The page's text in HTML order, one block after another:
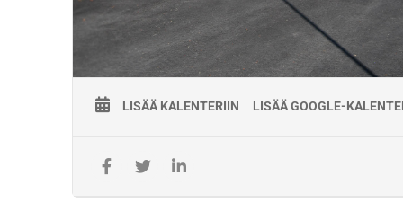
Koulutuksen järjestäjä:
Koulutuksen käytännön järjestelyistä vastaa
KiscoTaitaja, jonka Väylävirasto on valinnut
toteuttamaan työpätevyyskoulutuksia 1.5.2021- 30.4.2026.
järjestetään Väyläviraston Ratateknisessä
Laskuttaja Väylävirasto.
täysi hinta.
LISÄÄ KALENTERIIN LISÄÄ GOOGLE-